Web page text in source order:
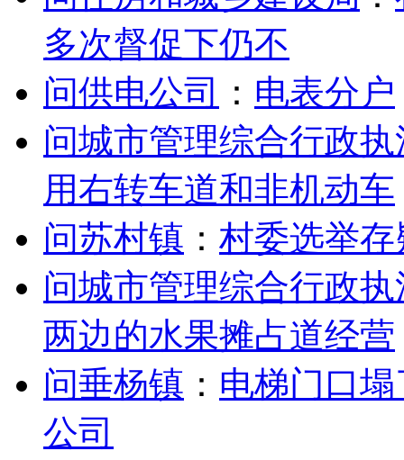
多次督促下仍不
问供电公司
： 电表分户
问城市管理综合行政执
用右转车道和非机动车
问苏村镇 ： 村委选举存
问城市管理综合行政执
两边的水果摊占道经营
问垂杨镇 ： 电梯门口
公司